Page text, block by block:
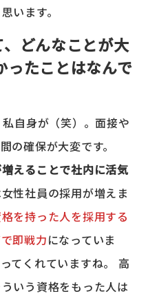
います。
どんなことが大
たことはなんで
自身が（笑）。面接や
の確保が大変です。
えることで社内に活気
性社員の採用が増えま
を持った人を採用する
即戦力 になっていま
てくれていますね。 高
いう資格をもった人は